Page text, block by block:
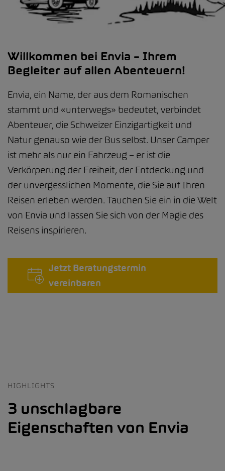
Willkommen bei Envia – Ihrem
Begleiter auf allen Abenteuern!
Envia, ein Name, der aus dem Romanischen
stammt und «unterwegs» bedeutet, verbindet
Abenteuer, die Schweizer Einzigartigkeit und
Natur genauso wie der Bus selbst. Unser Camper
ist mehr als nur ein Fahrzeug – er ist die
Verkörperung der Freiheit, der Entdeckung und
der unvergesslichen Momente, die Sie auf Ihren
Reisen erleben werden. Tauchen Sie ein in die Welt
von Envia und lassen Sie sich von der Magie des
Reisens inspirieren.
Jetzt Beratungstermin
vereinbaren
HIGHLIGHTS
3 unschlagbare
Eigenschaften von Envia